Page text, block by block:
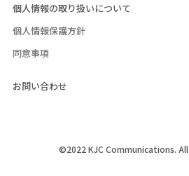
個人情報の取り扱いについて
個人情報保護方針
同意事項
お問い合わせ
©2022 KJC Communications.